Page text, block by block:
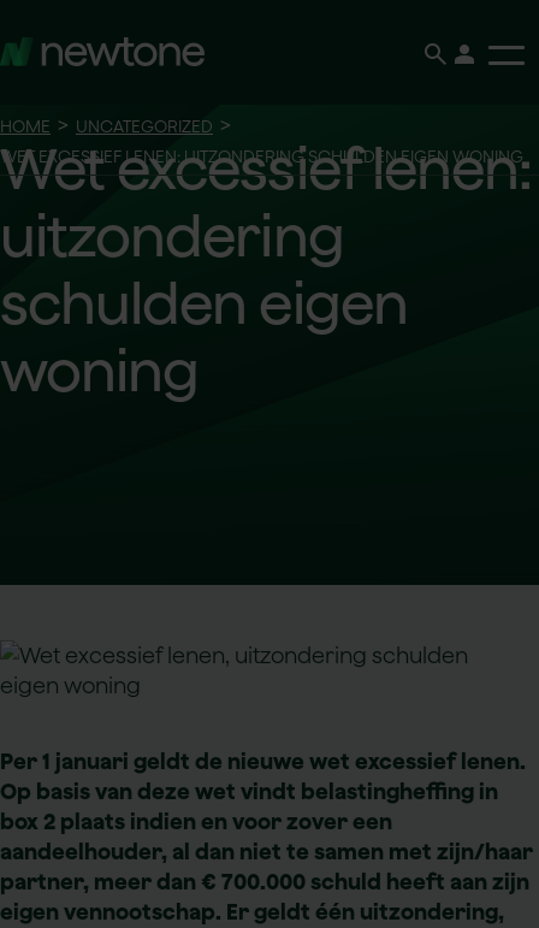
search person
HOME > UNCATEGORIZED >
WET EXCESSIEF LENEN: UITZONDERING SCHULDEN EIGEN WONING
Wet excessief lenen:
uitzondering
schulden eigen
woning
Per 1 januari geldt de nieuwe wet excessief lenen.
Op basis van deze wet vindt belastingheffing in
box 2 plaats indien en voor zover een
aandeelhouder, al dan niet te samen met zijn/haar
partner, meer dan € 700.000 schuld heeft aan zijn
eigen vennootschap. Er geldt één uitzondering,